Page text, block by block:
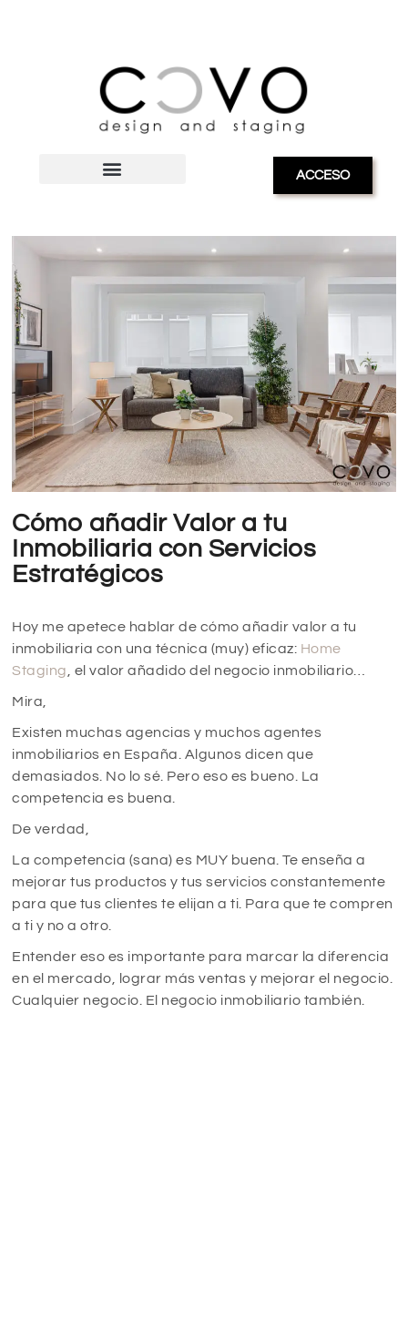
ACCESO
Cómo añadir Valor a tu
Inmobiliaria con Servicios
Estratégicos
Hoy me apetece hablar de cómo añadir valor a tu
inmobiliaria con una técnica (muy) eficaz: Home
Staging
, el valor añadido del negocio inmobiliario…
Mira,
Existen muchas agencias y muchos agentes
inmobiliarios en España. Algunos dicen que
demasiados. No lo sé. Pero eso es bueno. La
competencia es buena.
De verdad,
La competencia (sana) es MUY buena. Te enseña a
mejorar tus productos y tus servicios constantemente
para que tus clientes te elijan a ti. Para que te compren
a ti y no a otro.
Entender eso es importante para marcar la diferencia
en el mercado, lograr más ventas y mejorar el negocio.
Cualquier negocio. El negocio inmobiliario también.